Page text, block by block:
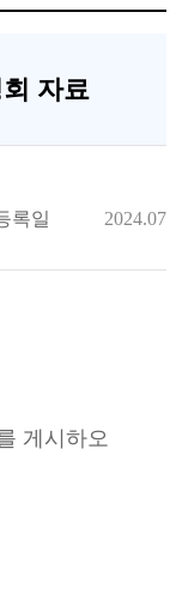
자료
록일
게시하오